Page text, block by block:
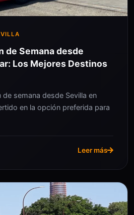
de Semana desde
Los Mejores Destinos
semana desde Sevilla en
en la opción preferida para
Leer más